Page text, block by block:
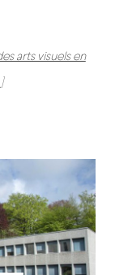
arts visuels en
]